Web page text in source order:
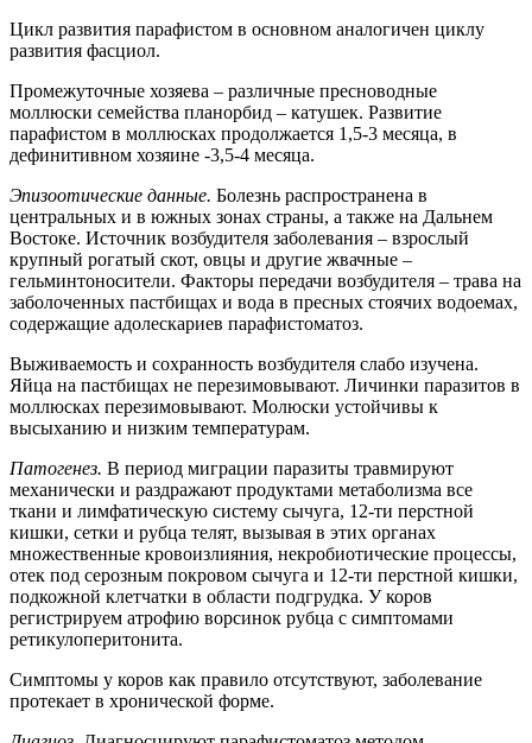
Цикл развития парафистом в основном аналогичен циклу
развития фасциол.
Промежуточные хозяева – различные пресноводные
моллюски семейства планорбид – катушек. Развитие
парафистом в моллюсках продолжается 1,5-3 месяца, в
дефинитивном хозяине -3,5-4 месяца.
Эпизоотические данные. Болезнь распространена в
центральных и в южных зонах страны, а также на Дальнем
Востоке. Источник возбудителя заболевания – взрослый
крупный рогатый скот, овцы и другие жвачные –
гельминтоносители. Факторы передачи возбудителя – трава на
заболоченных пастбищах и вода в пресных стоячих водоемах,
содержащие адолескариев парафистоматоз.
Выживаемость и сохранность возбудителя слабо изучена.
Яйца на пастбищах не перезимовывают. Личинки паразитов в
моллюсках перезимовывают. Молюски устойчивы к
высыханию и низким температурам.
Патогенез. В период миграции паразиты травмируют
механически и раздражают продуктами метаболизма все
ткани и лимфатическую систему сычуга, 12-ти перстной
кишки, сетки и рубца телят, вызывая в этих органах
множественные кровоизлияния, некробиотические процессы,
отек под серозным покровом сычуга и 12-ти перстной кишки,
подкожной клетчатки в области подгрудка. У коров
регистрируем атрофию ворсинок рубца с симптомами
ретикулоперитонита.
Симптомы у коров как правило отсутствуют, заболевание
протекает в хронической форме.